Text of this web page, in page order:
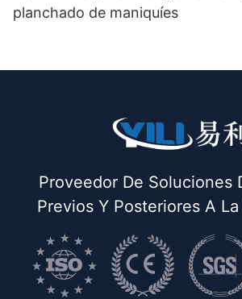
planchado de maniquíes
Proveedor De Soluciones
Previos Y Posteriores A